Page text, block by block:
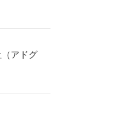
アドグ